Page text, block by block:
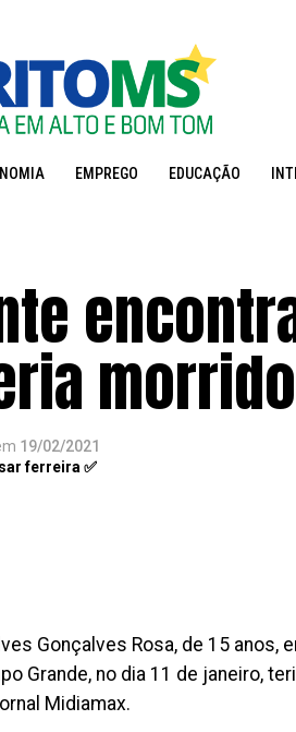
EMPREGO EDUCAÇÃO
19/02/2021
ferreira ✅
Gonçalves Rosa, de 15 anos,
Grande, no dia 11 de janeiro,
Midiamax.